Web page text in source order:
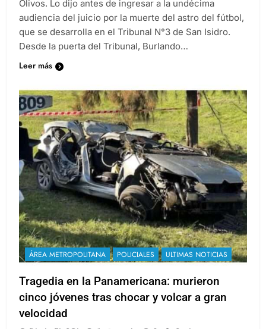
Olivos. Lo dijo antes de ingresar a la undécima
audiencia del juicio por la muerte del astro del fútbol,
que se desarrolla en el Tribunal N°3 de San Isidro.
Desde la puerta del Tribunal, Burlando…
Leer más
ÁREA METROPOLITANA POLICIALES ULTIMAS NOTICIAS
Tragedia en la Panamericana: murieron
cinco jóvenes tras chocar y volcar a gran
velocidad